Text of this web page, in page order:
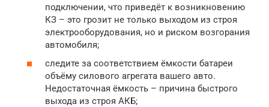
подключении, что приведёт к возникновению
КЗ – это грозит не только выходом из строя
электрооборудования, но и риском возгорания
автомобиля;
следите за соответствием ёмкости батареи
объёму силового агрегата вашего авто.
Недостаточная ёмкость – причина быстрого
выхода из строя АКБ;